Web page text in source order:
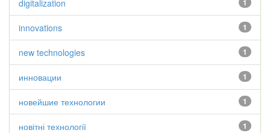
1
digitalization
1
innovations
1
new technologies
1
инновации
1
новейшие технологии
1
новітні технології